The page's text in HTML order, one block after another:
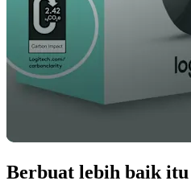
Berbuat lebih baik